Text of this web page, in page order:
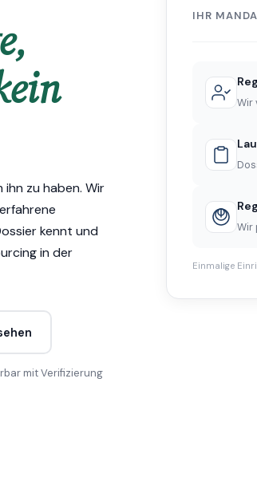
zu haben. Wir
kennt und
in der
mit Verifizierung
IHR
Wir
Wir
Einmalige